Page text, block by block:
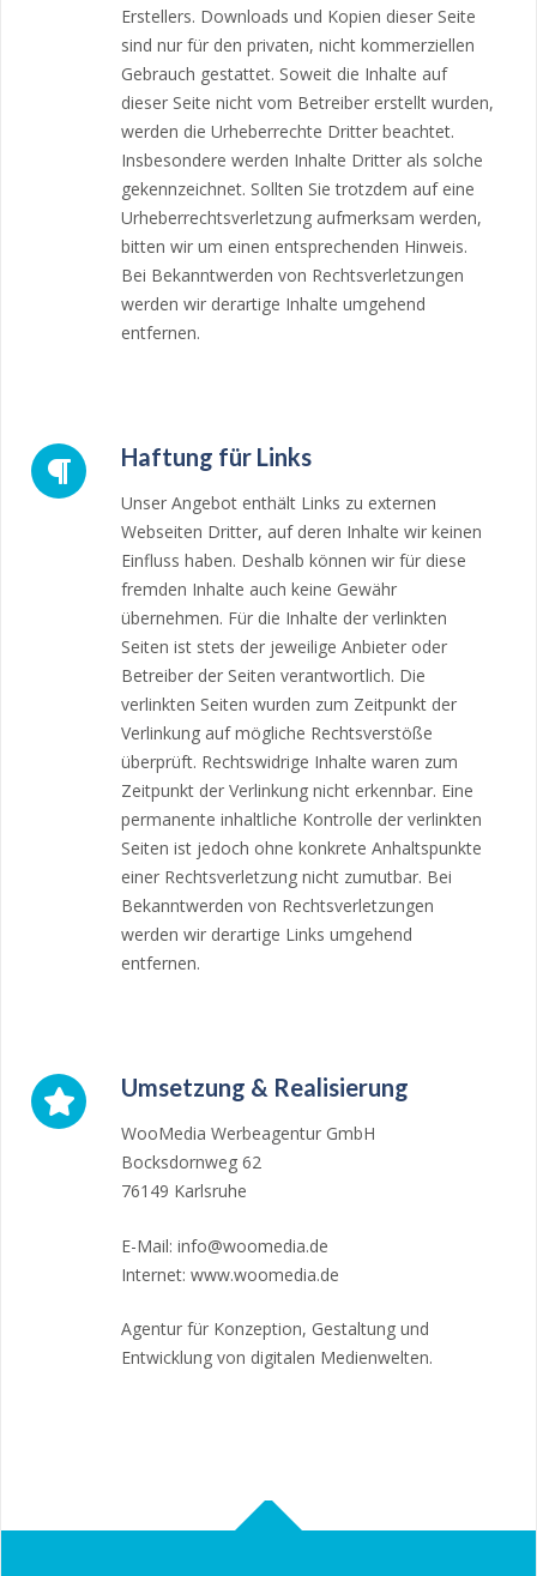
Erstellers. Downloads und Kopien dieser Seite
sind nur für den privaten, nicht kommerziellen
Gebrauch gestattet. Soweit die Inhalte auf
dieser Seite nicht vom Betreiber erstellt wurden,
werden die Urheberrechte Dritter beachtet.
Insbesondere werden Inhalte Dritter als solche
gekennzeichnet. Sollten Sie trotzdem auf eine
Urheberrechtsverletzung aufmerksam werden,
bitten wir um einen entsprechenden Hinweis.
Bei Bekanntwerden von Rechtsverletzungen
werden wir derartige Inhalte umgehend
entfernen.
Haftung für Links
Unser Angebot enthält Links zu externen
Webseiten Dritter, auf deren Inhalte wir keinen
Einfluss haben. Deshalb können wir für diese
fremden Inhalte auch keine Gewähr
übernehmen. Für die Inhalte der verlinkten
Seiten ist stets der jeweilige Anbieter oder
Betreiber der Seiten verantwortlich. Die
verlinkten Seiten wurden zum Zeitpunkt der
Verlinkung auf mögliche Rechtsverstöße
überprüft. Rechtswidrige Inhalte waren zum
Zeitpunkt der Verlinkung nicht erkennbar. Eine
permanente inhaltliche Kontrolle der verlinkten
Seiten ist jedoch ohne konkrete Anhaltspunkte
einer Rechtsverletzung nicht zumutbar. Bei
Bekanntwerden von Rechtsverletzungen
werden wir derartige Links umgehend
entfernen.
Umsetzung & Realisierung
WooMedia Werbeagentur GmbH
Bocksdornweg 62
76149 Karlsruhe
E-Mail: info@woomedia.de
Internet: www.woomedia.de
Agentur für Konzeption, Gestaltung und
Entwicklung von digitalen Medienwelten.